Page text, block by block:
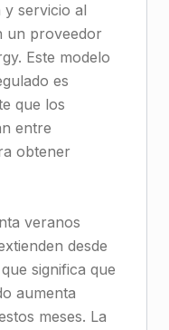
servicio al
un proveedor
Este modelo
es
que los
entre
obtener
veranos
desde
significa que
aumenta
meses. La